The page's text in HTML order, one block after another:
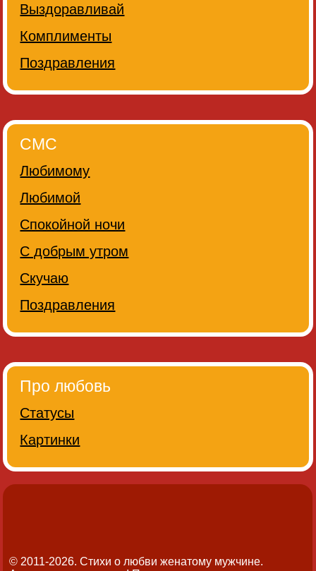
Выздоравливай
Комплименты
Поздравления
СМС
Любимому
Любимой
Спокойной ночи
С добрым утром
Скучаю
Поздравления
Про любовь
Статусы
Картинки
© 2011-2026. Стихи о любви женатому мужчине.